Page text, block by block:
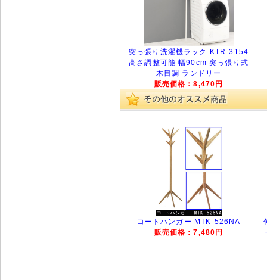
突っ張り洗濯機ラック KTR-3154
高さ調整可能 幅90cm 突っ張り式
木目調 ランドリー
販売価格：8,470円
コートハンガー MTK-526NA
販売価格：7,480円